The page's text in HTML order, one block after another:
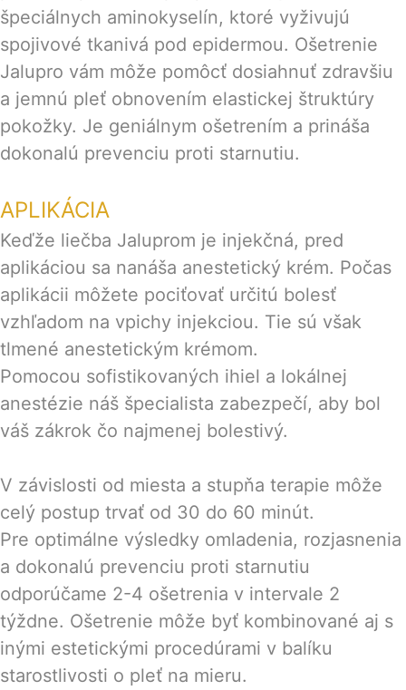
špeciálnych aminokyselín, ktoré vyživujú
spojivové tkanivá pod epidermou. Ošetrenie
Jalupro vám môže pomôcť dosiahnuť zdravšiu
a jemnú pleť obnovením elastickej štruktúry
pokožky. Je geniálnym ošetrením a prináša
dokonalú prevenciu proti starnutiu.
APLIKÁCIA
Keďže liečba Jaluprom je injekčná, pred
aplikáciou sa nanáša anestetický krém. Počas
aplikácii môžete pociťovať určitú bolesť
vzhľadom na vpichy injekciou. Tie sú však
tlmené anestetickým krémom.
Pomocou sofistikovaných ihiel a lokálnej
anestézie náš špecialista zabezpečí, aby bol
váš zákrok čo najmenej bolestivý.
V závislosti od miesta a stupňa terapie môže
celý postup trvať od 30 do 60 minút.
Pre optimálne výsledky omladenia, rozjasnenia
a dokonalú prevenciu proti starnutiu
odporúčame 2-4 ošetrenia v intervale 2
týždne. Ošetrenie môže byť kombinované aj s
inými estetickými procedúrami v balíku
starostlivosti o pleť na mieru.